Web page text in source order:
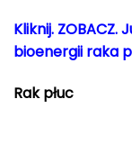
Kliknij.
bioenergii raka
Rak płuc